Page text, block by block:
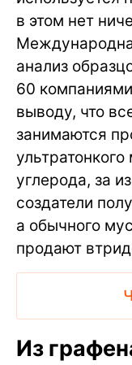
в этом нет
анализ
60
выводу, что
занимаются
углерода, за
создатели
а обычного
продают
Из